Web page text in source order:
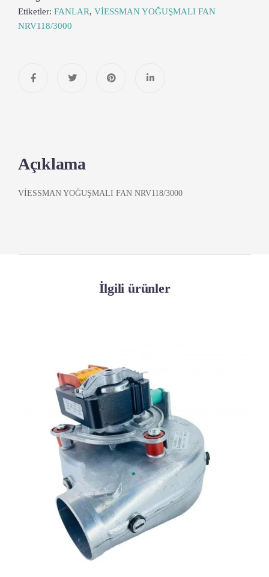
Etiketler: FANLAR, VİESSMAN YOĞUŞMALI FAN
NRV118/3000
Açıklama
VİESSMAN YOĞUŞMALI FAN NRV118/3000
İlgili ürünler